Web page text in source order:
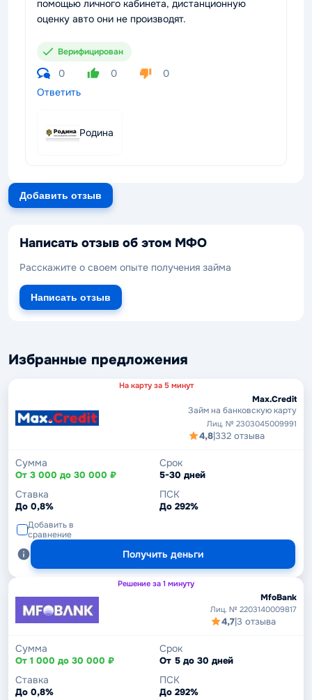
помощью личного кабинета, дистанционную
оценку авто они не производят.
Верифицирован
0 0
0
Ответить
Родина
Добавить отзыв
Написать отзыв об этом МФО
Расскажите о своем опыте получения займа
Написать отзыв
Избранные предложения
На карту за 5 минут
Max.Credit
Займ на банковскую карту
Лиц. № 2303045009991
4,8|332 отзыва
Сумма
От 3 000 до 30 000 ₽
Срок
5-30 дней
Ставка
До 0,8%
ПСК
До 292%
Добавить в
сравнение
Получить деньги
Решение за 1 минуту
MfoBank
Лиц. № 2203140009817
4,7|3 отзыва
Сумма
От 1 000 до 30 000 ₽
Срок
От 5 до 30 дней
Ставка
До 0,8%
ПСК
До 292%